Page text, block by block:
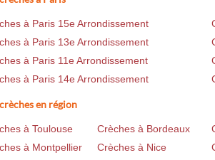
à Paris 15e Arrondissement
à Paris 13e Arrondissement
à Paris 11e Arrondissement
à Paris 14e Arrondissement
en région
à Toulouse Crèches à Bordeaux
à Montpellier
Crèches à Nice